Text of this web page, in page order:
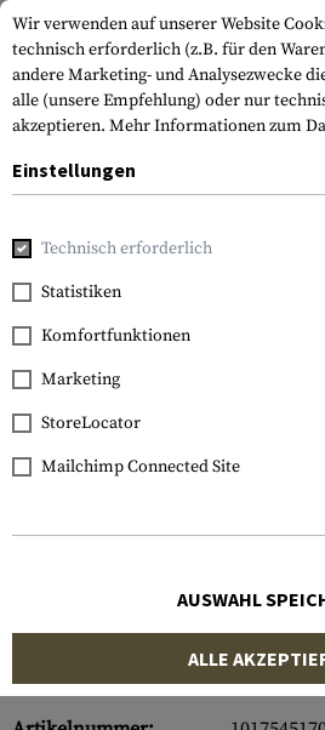
Home Tactical Gear
JTG
Military Police Rubber
Patch
Wir verwenden auf unserer Website
technisch erforderlich (z.B. für den
andere Marketing- und Analysezwecke
alle (unsere Empfehlung) oder nur
akzeptieren. Mehr Informationen zum
Einstellungen
Technisch erforderlich
Statistiken
Komfortfunktionen
Marketing
StoreLocator
Mailchimp Connected Site
AUSWAHL
ALLE